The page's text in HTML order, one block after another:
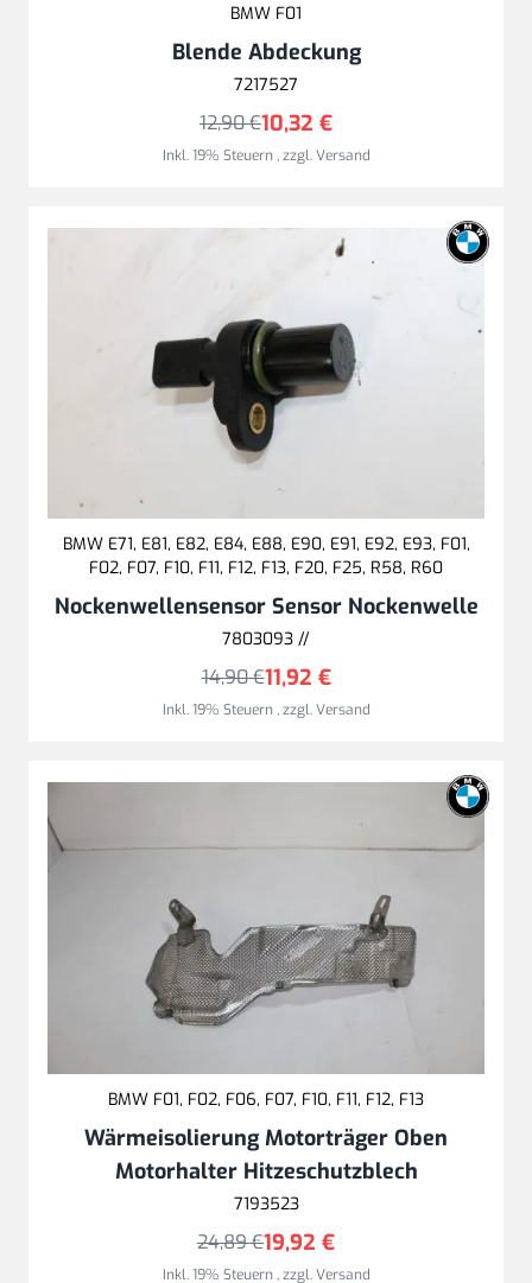
BMW F01
Blende Abdeckung
7217527
10,32 €
12,90 €
Inkl. 19% Steuern,zzgl.Versand
BMW E71, E81, E82, E84, E88, E90, E91, E92, E93, F01,
F02, F07, F10, F11, F12, F13, F20, F25, R58, R60
Nockenwellensensor Sensor Nockenwelle
7803093 //
11,92 €
14,90 €
Inkl. 19% Steuern,zzgl.Versand
BMW F01, F02, F06, F07, F10, F11, F12, F13
Wärmeisolierung Motorträger Oben
Motorhalter Hitzeschutzblech
7193523
19,92 €
24,89 €
Inkl. 19% Steuern,zzgl.Versand